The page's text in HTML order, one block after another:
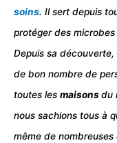
soins. Il sert depuis
protéger des
Depuis sa
de bon nombre de
toutes les maisonsdu
nous sachions tous à
même de nombreuses